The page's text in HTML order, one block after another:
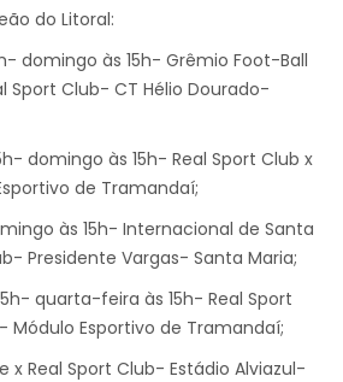
do Litoral:
domingo às 15h- Grêmio Foot-Ball
Sport Club- CT Hélio Dourado-
domingo às 15h- Real Sport Club x
de Tramandaí;
às 15h- Internacional de Santa
Presidente Vargas- Santa Maria;
quarta-feira às 15h- Real Sport
Módulo Esportivo de Tramandaí;
x Real Sport Club- Estádio Alviazul-